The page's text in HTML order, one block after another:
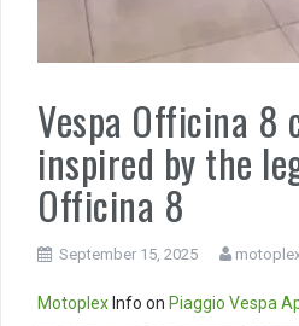
Vespa Officina 8
inspired by the
Officina 8
September 15, 2025
Motoplex Info on Piaggio Vespa